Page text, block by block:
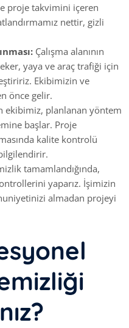
proje takvimini içeren
nettir, gizli
Çalışma alanının
yaya ve araç trafiği için
Ekibimizin ve
önce gelir.
ekibimiz, planlanan yöntem
başlar. Proje
kalite kontrolü
tamamlandığında,
yaparız. İşimizin
almadan projeyi